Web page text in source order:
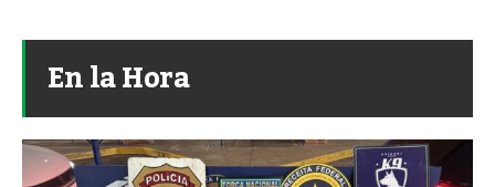
En la Hora